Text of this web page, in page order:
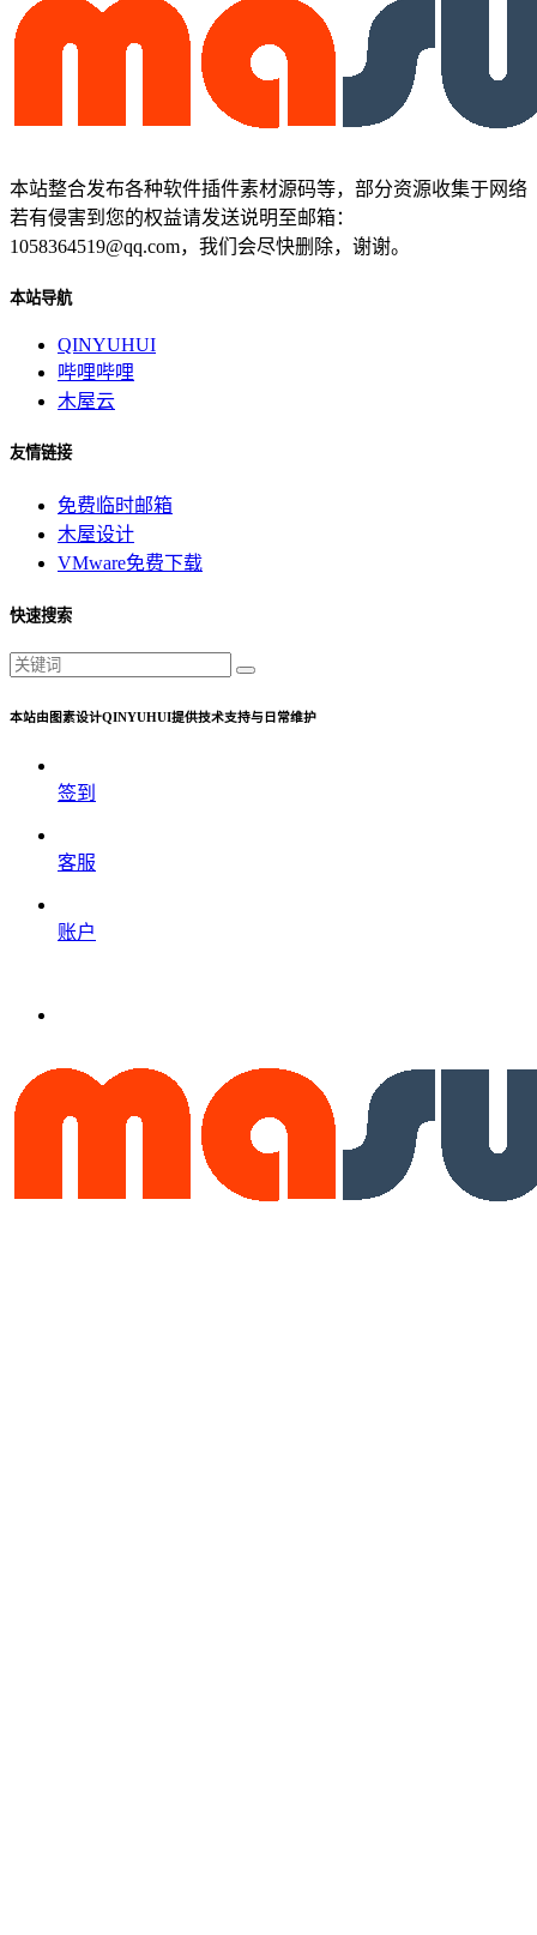
本站整合发布各种软件插件素材源码等，部分资源收集于网络
若有侵害到您的权益请发送说明至邮箱：
1058364519@qq.com，我们会尽快删除，谢谢。
本站导航
QINYUHUI
哔哩哔哩
木屋云
友情链接
免费临时邮箱
木屋设计
VMware免费下载
快速搜索
本站由图素设计QINYUHUI提供技术支持与日常维护
签到
客服
账户